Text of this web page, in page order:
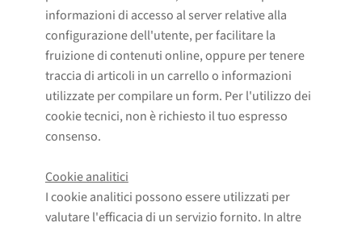
informazioni di accesso al server relative alla
configurazione dell'utente, per facilitare la
fruizione di contenuti online, oppure per tenere
traccia di articoli in un carrello o informazioni
utilizzate per compilare un form. Per l'utilizzo dei
cookie tecnici, non è richiesto il tuo espresso
consenso.
Cookie analitici
I cookie analitici possono essere utilizzati per
valutare l'efficacia di un servizio fornito. In altre